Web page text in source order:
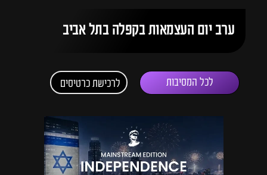
ערב יום העצמאות בקפלה בתל אביב
לכל המסיבות לרכישת כרטיסים